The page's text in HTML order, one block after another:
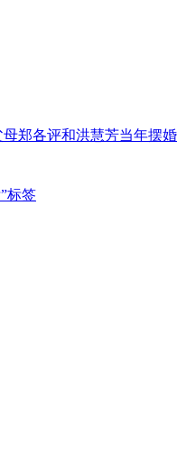
郑各评和洪慧芳当年摆婚
标签